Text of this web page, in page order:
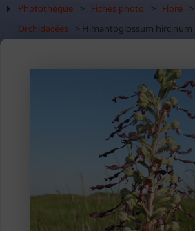
Photothèque > Fiches photo > Flore >
Orchidacées
> Himantoglossum hircinum